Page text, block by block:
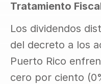
Tratamiento
Los dividendos
del decreto a los
Puerto Rico
cero por ciento